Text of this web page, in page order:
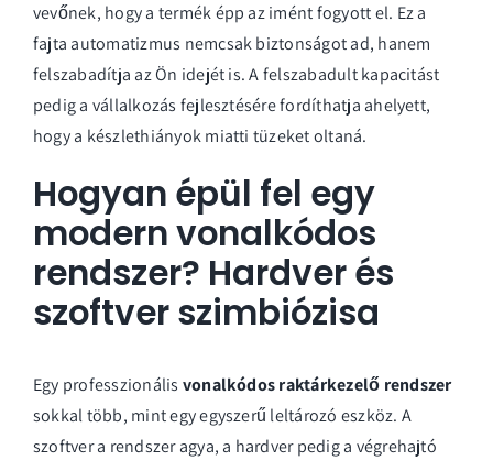
vevőnek, hogy a termék épp az imént fogyott el. Ez a
fajta automatizmus nemcsak biztonságot ad, hanem
felszabadítja az Ön idejét is. A felszabadult kapacitást
pedig a vállalkozás fejlesztésére fordíthatja ahelyett,
hogy a készlethiányok miatti tüzeket oltaná.
Hogyan épül fel egy
modern vonalkódos
rendszer? Hardver és
szoftver szimbiózisa
Egy professzionális vonalkódos raktárkezelő rendszer
sokkal több, mint egy egyszerű leltározó eszköz. A
szoftver a rendszer agya, a hardver pedig a végrehajtó